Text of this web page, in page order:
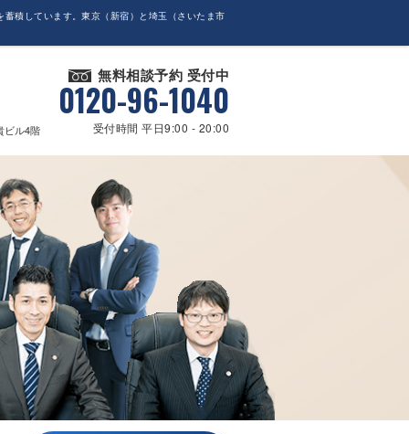
積しています。東京（新宿）と埼玉（さいたま市
ビル4階
無料相談予約 受付中
0120-96-1040
受付時間 平日9:00 - 20:00